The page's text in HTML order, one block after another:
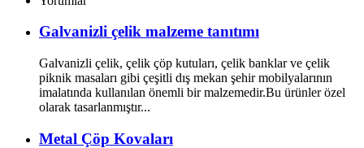
Galvanizli çelik malzeme tanıtımı
Galvanizli çelik, çelik çöp kutuları, çelik banklar ve çelik
piknik masaları gibi çeşitli dış mekan şehir mobilyalarının
imalatında kullanılan önemli bir malzemedir.Bu ürünler özel
olarak tasarlanmıştır...
Metal Çöp Kovaları